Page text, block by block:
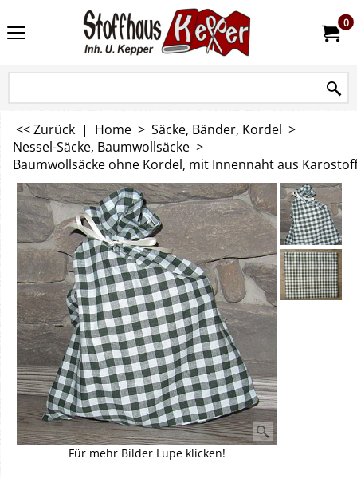
0
<< Zurück | Home > Säcke, Bänder, Kordel >
Nessel-Säcke, Baumwollsäcke >
Baumwollsäcke ohne Kordel, mit Innennaht aus
Für mehr Bilder Lupe klicken!